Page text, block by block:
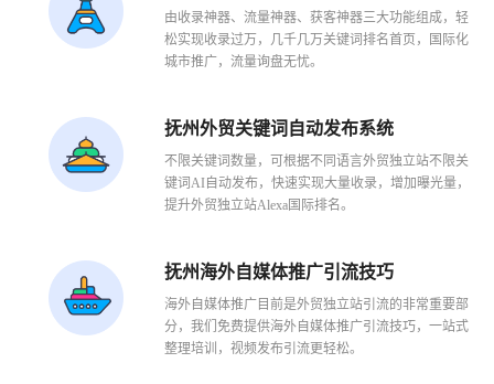
1 2 3
由收录神器、流量神器、获客神器三大功能组成，轻
松实现收录过万，几千几万关键词排名首页，国际化
城市推广，流量询盘无忧。
抚州外贸关键词自动发布系统
不限关键词数量，可根据不同语言外贸独立站不限关
键词AI自动发布，快速实现大量收录，增加曝光量，
提升外贸独立站Alexa国际排名。
抚州海外自媒体推广引流技巧
海外自媒体推广目前是外贸独立站引流的非常重要部
分，我们免费提供海外自媒体推广引流技巧，一站式
整理培训，视频发布引流更轻松。